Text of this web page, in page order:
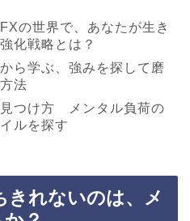
の世界で、あなたが生き
化戦略とは？
ら学ぶ、強みを探して磨
法
つけ方 メンタル負荷の
ルを探す
きれないのは、メ